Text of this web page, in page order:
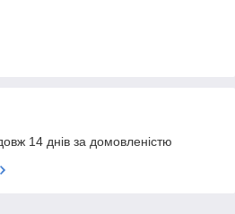
14 днів за домовленістю